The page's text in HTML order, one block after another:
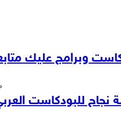
وبرامج عليك
نجاح للبودكاست